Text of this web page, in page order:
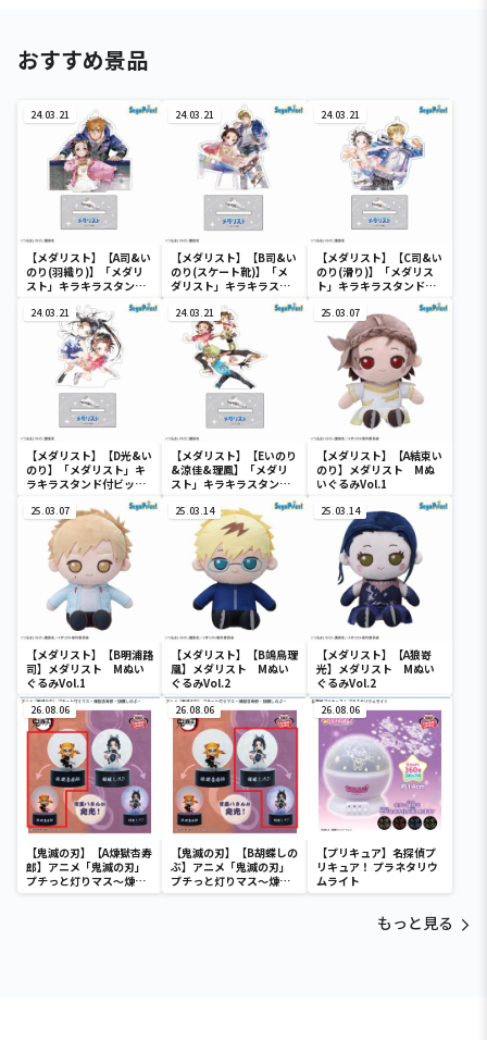
おすすめ景品
24.03.21
【メダリスト】【A司&い
のり(羽織り)】「メダリ
スト」キラキラスタンド
付ビッグクリアキーチェ
ーン(EX)
24.03.21
【メダリスト】【B司&い
のり(スケート靴)】「メ
ダリスト」キラキラスタ
ンド付ビッグクリアキー
チェーン(EX)
24.03.21
【メダリスト】【C司&い
のり(滑り)】「メダリス
ト」キラキラスタンド付
ビッグクリアキーチェー
ン(EX)
24.03.21
【メダリスト】【D光&い
のり】「メダリスト」キ
ラキラスタンド付ビッグ
クリアキーチェーン(EX)
24.03.21
【メダリスト】【Eいのり
&涼佳&理鳳】「メダリ
スト」キラキラスタンド
付ビッグクリアキーチェ
ーン(EX)
25.03.07
【メダリスト】【A結束い
のり】メダリスト Mぬ
いぐるみVol.1
25.03.07
【メダリスト】【B明浦路
司】メダリスト Mぬい
ぐるみVol.1
25.03.14
【メダリスト】【B鴗鳥理
凰】メダリスト Mぬい
ぐるみVol.2
25.03.14
【メダリスト】【A狼嵜
光】メダリスト Mぬい
ぐるみVol.2
26.08.06
【鬼滅の刃】【A煉獄杏寿
郎】アニメ「鬼滅の刃」
プチっと灯りマス～煉獄
杏寿郎・胡蝶しのぶ～
26.08.06
【鬼滅の刃】【B胡蝶しの
ぶ】アニメ「鬼滅の刃」
プチっと灯りマス～煉獄
杏寿郎・胡蝶しのぶ～
26.08.06
【プリキュア】名探偵プ
リキュア！ プラネタリウ
ムライト
もっと見る